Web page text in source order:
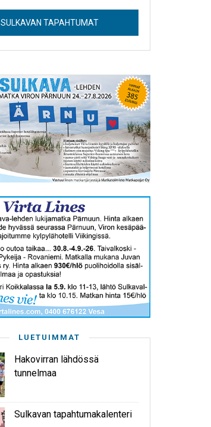
SULKAVAN TAPAHTUMAT
LUETUIMMAT
Hakovirran lähdössä
tunnelmaa
Sulkavan tapahtumakalenteri